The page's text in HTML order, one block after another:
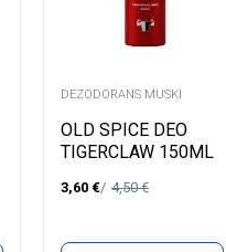
DEZODORANS MUSKI
OLD SPICE DEO
TIGERCLAW 150ML
3,60 € 4,50€